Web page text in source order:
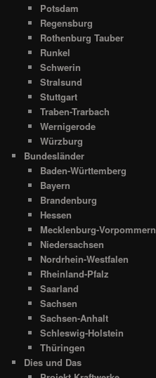
Potsdam
Regensburg
Rothenburg Tauber
Runkel
Schwerin
Stralsund
Stuttgart
Traben-Trarbach
Wernigerode
Würzburg
Bundesländer
Baden-Württemberg
Bayern
Brandenburg
Hessen
Mecklenburg-Vorpommern
Niedersachsen
Nordrhein-Westfalen
Rheinland-Pfalz
Saarland
Sachsen
Sachsen-Anhalt
Schleswig-Holstein
Thüringen
Dies und Das